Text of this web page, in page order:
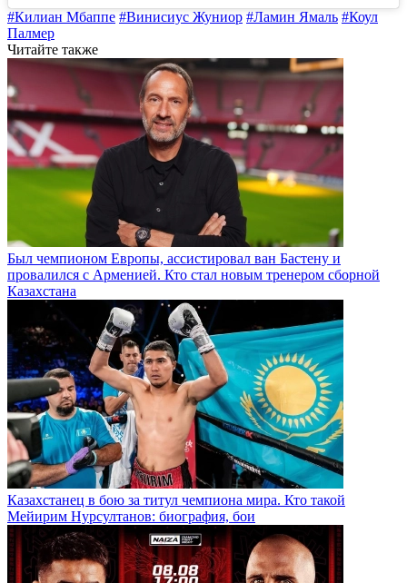
#Килиан Мбаппе #Винисиус Жуниор #Ламин Ямаль #Коул
Палмер
Читайте также
Был чемпионом Европы, ассистировал ван Бастену и
провалился с Арменией. Кто стал новым тренером сборной
Казахстана
Казахстанец в бою за титул чемпиона мира. Кто такой
Мейирим Нурсултанов: биография, бои